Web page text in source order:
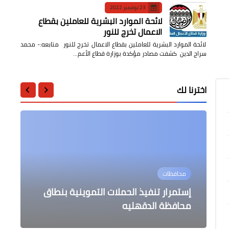
23 نوفمبر 2022
لائحة الموارد البشرية للعاملين بقطاع
الاعمال تخرج للنور
لائحة الموارد البشرية للعاملين بقطاع الاعمال تخرج للنور متابعه:- محمد
سراج الدين كشفت مصادر مؤكدة بوزارة قطاع الأعم…
اخترنا لك
محافظات
إستمرار تنفيذ الحملات التموينية بنطاق
محافظة الدقهليه
الرياضة
وقائع المؤتمر الصحفي للمدير الفني
الجديد بالنادي الأهلي
الرياضة
أول ميدالية ذهبية للمغرب أوطلحة
يحقق المفاجأة
الرياضة
إلغاء مباراة مصر وسلوفينيا بسبب كورونا
الرياضة
وزير الرياضة يؤكد دعم بسنت حتى
أولمبياد باريس 2024